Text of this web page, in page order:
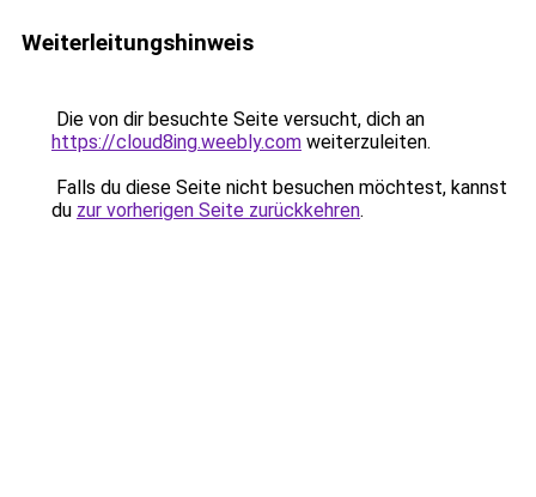
Weiterleitungshinweis
Die von dir besuchte Seite versucht, dich an
https://cloud8ing.weebly.com weiterzuleiten.
Falls du diese Seite nicht besuchen möchtest, kannst
du zur vorherigen Seite zurückkehren.